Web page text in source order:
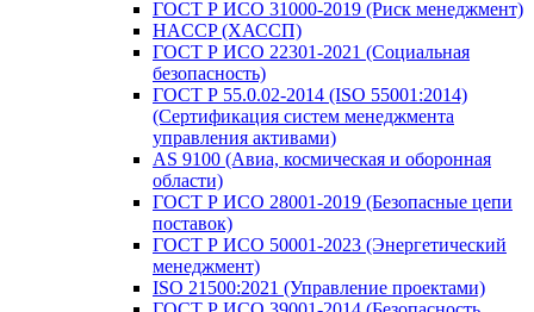
ГОСТ Р ИСО 31000-2019 (Риск менеджмент)
HACCP (ХАССП)
ГОСТ Р ИСО 22301-2021 (Социальная
безопасность)
ГОСТ Р 55.0.02-2014 (ISO 55001:2014)
(Сертификация систем менеджмента
управления активами)
AS 9100 (Авиа, космическая и оборонная
области)
ГОСТ Р ИСО 28001-2019 (Безопасные цепи
поставок)
ГОСТ Р ИСО 50001-2023 (Энергетический
менеджмент)
ISO 21500:2021 (Управление проектами)